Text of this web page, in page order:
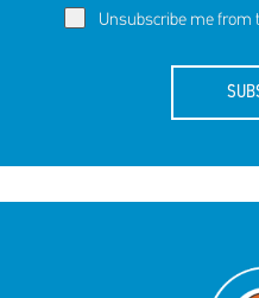
Unsubscribe me from